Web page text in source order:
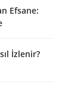
Efsane:
İzlenir?